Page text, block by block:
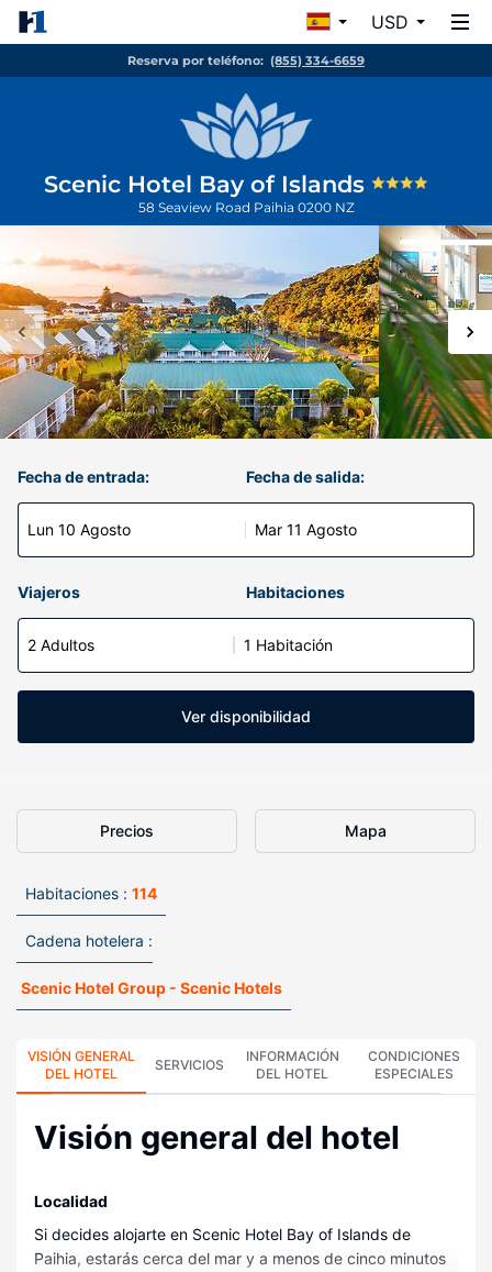
USD
Reserva por teléfono: (855) 334-6659
Scenic Hotel Bay of Islands
58 Seaview Road Paihia 0200 NZ
Fecha de entrada:
Lun 10 Agosto
Fecha de salida:
Mar 11 Agosto
Viajeros Habitaciones
2 Adultos 1 Habitación
Ver disponibilidad
Precios Mapa
Habitaciones : 114
Cadena hotelera :
Scenic Hotel Group - Scenic Hotels
VISIÓN GENERAL
DEL HOTEL
SERVICIOS
INFORMACIÓN
DEL HOTEL
CONDICIONES
ESPECIALES
Visión general del hotel
Localidad
Si decides alojarte en Scenic Hotel Bay of Islands de
Paihia, estarás cerca del mar y a menos de cinco minutos